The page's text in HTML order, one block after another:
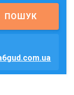
ПОШУК